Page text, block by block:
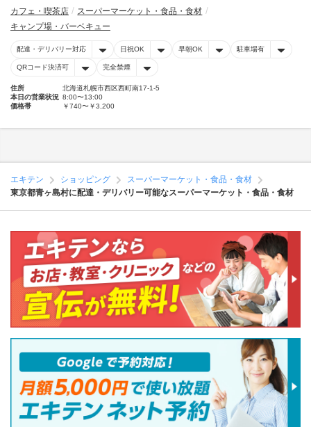
カフェ・喫茶店
スーパーマーケット・食品・食材
キャンプ場・バーベキュー
配達・デリバリー対応 日祝OK 早朝OK 駐車場有
QRコード決済可 完全禁煙
住所
北海道札幌市西区西町南17-1-5
本日の営業状況 8:00〜13:00
価格帯
￥740〜￥3,200
エキテン ショッピング
スーパーマーケット・食品・食材
東京都青ヶ島村に配達・デリバリー可能なスーパーマーケット・食品・食材